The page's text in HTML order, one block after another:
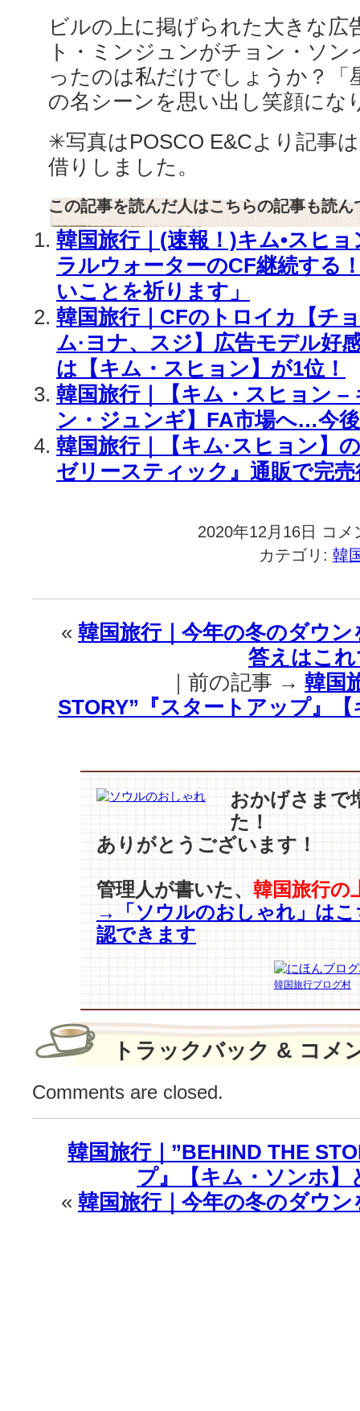
ビルの上に掲げられた大きな広
ト・ミンジュンがチョン・ソ
ったのは私だけでしょうか？「
の名シーンを思い出し笑顔にな
✳︎写真はPOSCO E&Cより記事
借りしました。
この記事を読んだ人はこちらの記事も読ん
韓国旅行｜(速報！)キム•スヒ
ラルウォーターのCF継続する
いことを祈ります」
韓国旅行｜CFのトロイカ【チ
ム·ヨナ、スジ】広告モデル好
は【キム・スヒョン】が1位！
韓国旅行｜【キム・スヒョン –
ン・ジュンギ】FA市場へ…今
韓国旅行｜【キム·スヒョン】
ゼリースティック』通販で完売
2020年12月16日
韓
旅
｜
建
設
【キ
ム
を
『THE
モ
デ
ル
定
♪
は
コメ
カテゴリ: 韓
« 韓国旅行｜今年の冬のダウ
答えはこ
｜前の記事 → 韓国
STORY”『スタートアップ』
おかげさまで
た！
ありがとうございます！
管理人が書いた、 韓国旅行の
→「ソウルのおしゃれ」はこ
認できます
韓国旅行ブログ村
トラックバック & コメ
Comments are closed.
韓国旅行｜”BEHIND THE
プ』【キム・ソンホ】
« 韓国旅行｜今年の冬のダウ